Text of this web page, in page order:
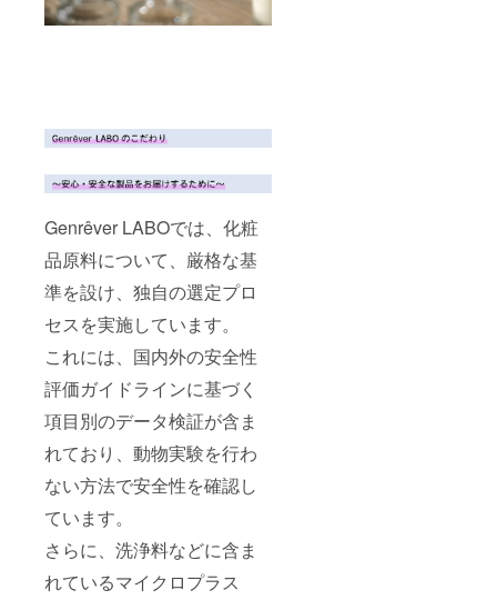
Genrêver LABOでは、化粧
品原料について、厳格な基
準を設け、独自の選定プロ
セスを実施しています。
これには、国内外の安全性
評価ガイドラインに基づく
項目別のデータ検証が含ま
れており、動物実験を行わ
ない方法で安全性を確認し
ています。
さらに、洗浄料などに含ま
れているマイクロプラス